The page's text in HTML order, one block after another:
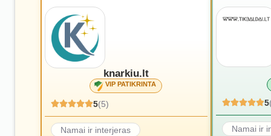
knarkiu.lt
VIP PATIKRINTA
5(5)
Namai ir interjeras
5
Namai ir